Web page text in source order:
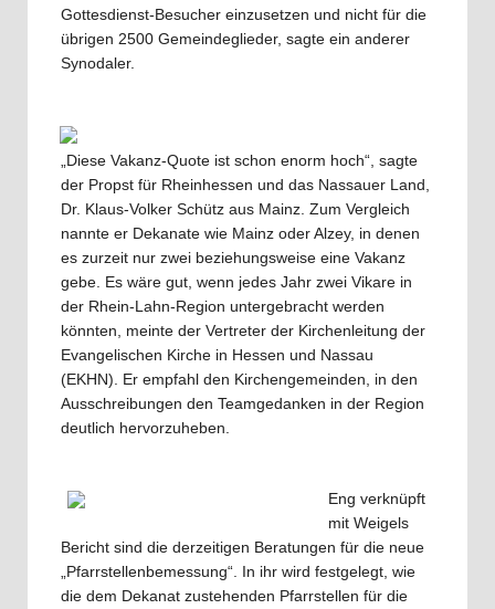
Gottesdienst-Besucher einzusetzen und nicht für die
übrigen 2500 Gemeindeglieder, sagte ein anderer
Synodaler.
„Diese Vakanz-Quote ist schon enorm hoch“, sagte
der Propst für Rheinhessen und das Nassauer Land,
Dr. Klaus-Volker Schütz aus Mainz. Zum Vergleich
nannte er Dekanate wie Mainz oder Alzey, in denen
es zurzeit nur zwei beziehungsweise eine Vakanz
gebe. Es wäre gut, wenn jedes Jahr zwei Vikare in
der Rhein-Lahn-Region untergebracht werden
könnten, meinte der Vertreter der Kirchenleitung der
Evangelischen Kirche in Hessen und Nassau
(EKHN). Er empfahl den Kirchengemeinden, in den
Ausschreibungen den Teamgedanken in der Region
deutlich hervorzuheben.
Eng verknüpft
mit Weigels
Bericht sind die derzeitigen Beratungen für die neue
„Pfarrstellenbemessung“. In ihr wird festgelegt, wie
die dem Dekanat zustehenden Pfarrstellen für die